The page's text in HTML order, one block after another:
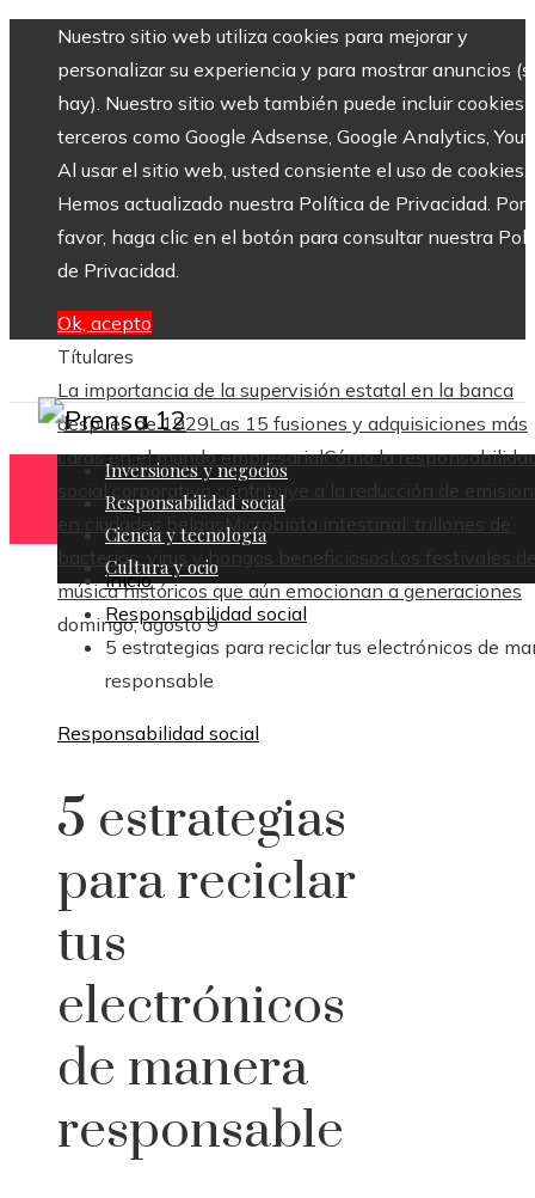
Nuestro sitio web utiliza cookies para mejorar y
personalizar su experiencia y para mostrar anuncios
hay). Nuestro sitio web también puede incluir cookies
terceros como Google Adsense, Google Analytics,
Al usar el sitio web, usted consiente el uso de cookies.
Hemos actualizado nuestra Política de Privacidad. Por
favor, haga clic en el botón para consultar nuestra
de Privacidad.
Ok, acepto
Títulares
La importancia de la supervisión estatal en la banca
después de 1929Las 15 fusiones y adquisiciones más
caras en el mundo empresarialCómo la
social corporativa contribuye a la reducción de
en ciudades belgas Microbiota intestinal: trillones de
bacterias, virus y hongos beneficiosos
Los festivales
música históricos que aún emocionan a generaciones
domingo, agosto 9
Inversiones y negocios
Responsabilidad social
Ciencia y tecnología
Cultura y ocio
Inicio
Responsabilidad social
5 estrategias para reciclar tus electrónicos de
responsable
Responsabilidad social
5 estrategias
para reciclar
tus
electrónicos
de manera
responsable